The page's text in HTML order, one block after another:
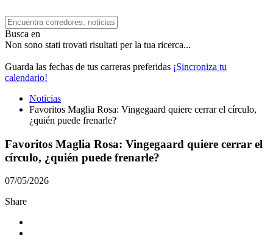
Busca en
Non sono stati trovati risultati per la tua ricerca...
Guarda las fechas de tus carreras preferidas ¡Sincroniza tu
calendario!
Noticias
Favoritos Maglia Rosa: Vingegaard quiere cerrar el círculo,
¿quién puede frenarle?
Favoritos Maglia Rosa: Vingegaard quiere cerrar el
círculo, ¿quién puede frenarle?
07/05/2026
Share